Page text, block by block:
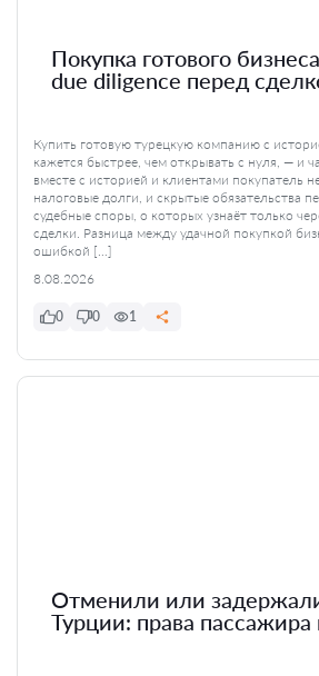
Покупка готового
due diligence перед
Купить готовую турецкую компанию с
кажется быстрее, чем открывать с нуля, — и
вместе с историей и клиентами покупатель
налоговые долги, и скрытые обязательства
судебные споры, о которых узнаёт только
сделки. Разница между удачной покупкой
ошибкой […]
8.08.2026
0 0 1
Отменили или
Турции: права пассажира